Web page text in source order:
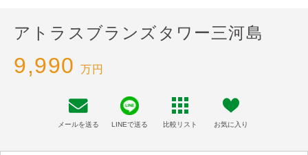
アトラスブランズタワー三河島
9,990 万円
メールを送る LINEで送る 比較リスト お気に入り